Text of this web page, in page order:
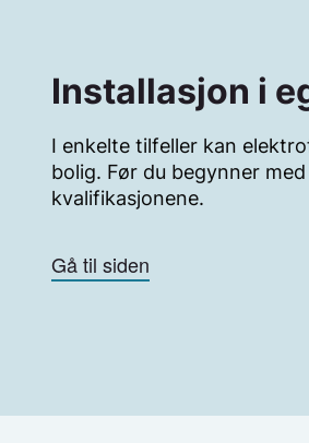
Installasjon i
I enkelte tilfeller kan
bolig. Før du begynner
kvalifikasjonene.
Gå til siden